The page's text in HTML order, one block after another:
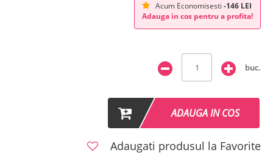
Acum Economisesti -146 LEI
Adauga in cos pentru a profita!
buc.
ADAUGA IN COS
Adaugati produsul la Favorite